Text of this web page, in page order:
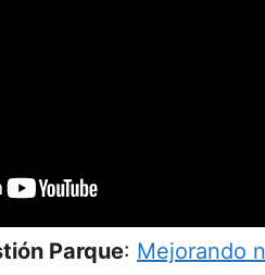
Parque: Mejorando